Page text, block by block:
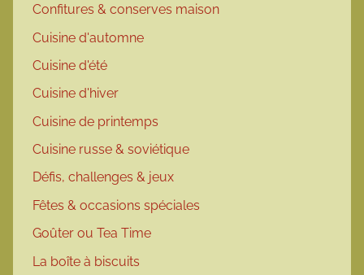
Confitures & conserves maison
Cuisine d'automne
Cuisine d'été
Cuisine d'hiver
Cuisine de printemps
Cuisine russe & soviétique
Défis, challenges & jeux
Fêtes & occasions spéciales
Goûter ou Tea Time
La boîte à biscuits